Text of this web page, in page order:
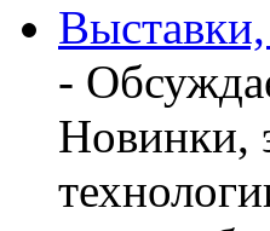
-
Новинки,